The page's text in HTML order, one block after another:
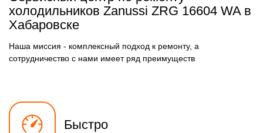
Замена электросхемы
590 р
Замена нагревателя
оттайки
500 р
холодильников Zanussi ZRG 16604 WA в
Хабаровске
Наша миссия - комплексный подход к ремонту, а
сотрудничество с нами имеет ряд преимуществ
Быстро